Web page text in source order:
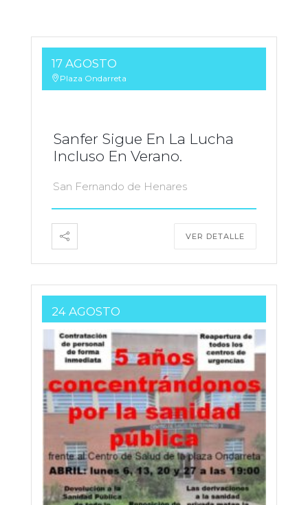
17 AGOSTO
Plaza Ondarreta
Sanfer Sigue En La Lucha
Incluso En Verano.
San Fernando de Henares
VER DETALLE
24 AGOSTO